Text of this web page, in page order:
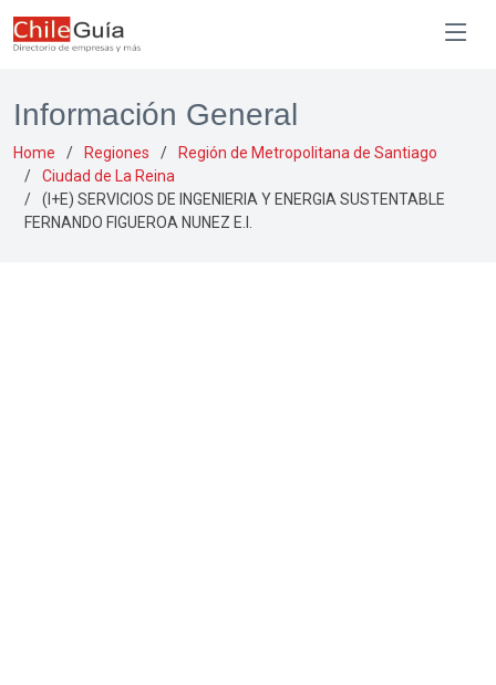
Información General
Home Regiones
Región de Metropolitana de Santiago
Ciudad de La Reina
(I+E) SERVICIOS DE INGENIERIA Y ENERGIA SUSTENTABLE
FERNANDO FIGUEROA NUNEZ E.I.